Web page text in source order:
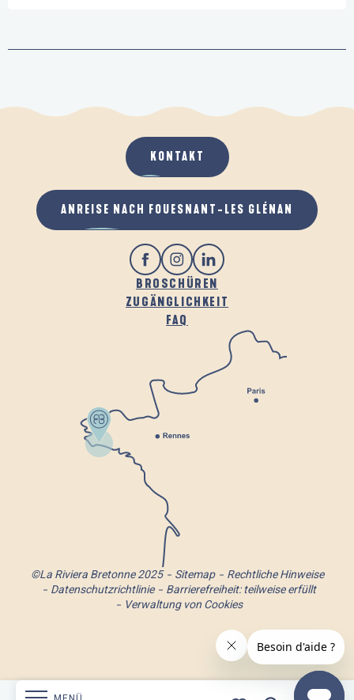
BROSCHÜREN
ZUGÄNGLICHKEIT
FAQ
KONTAKT
ANREISE NACH FOUESNANT-LES GLÉNAN
©La Riviera Bretonne 2025 Sitemap
Rechtliche Hinweise
Datenschutzrichtlinie
Barrierefreiheit: teilweise erfüllt
Verwaltung von Cookies